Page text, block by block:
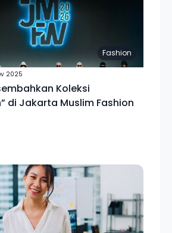
Fashion
2025
Koleksi
di Jakarta Muslim Fashion